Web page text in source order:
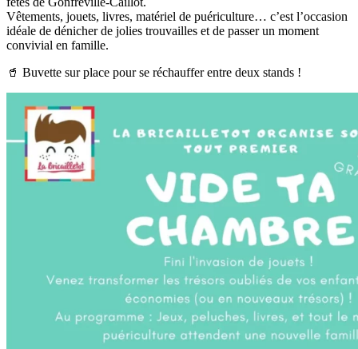
Vêtements, jouets, livres, matériel de puériculture… c’est l’occasion
idéale de dénicher de jolies trouvailles et de passer un moment
convivial en famille.
🥤 Buvette sur place pour se réchauffer entre deux stands !